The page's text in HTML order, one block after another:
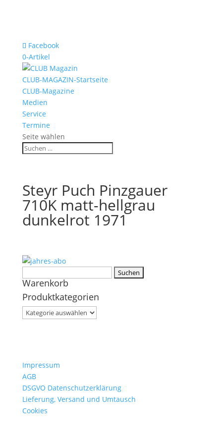
Facebook
0-Artikel
CLUB-MAGAZIN-Startseite
CLUB-Magazine
Medien
Service
Termine
Seite wählen
Steyr Puch Pinzgauer
710K matt-hellgrau
dunkelrot 1971
nach:
Warenkorb
Produktkategorien
Impressum
AGB
DSGVO Datenschutzerklärung
Lieferung, Versand und Umtausch
Cookies